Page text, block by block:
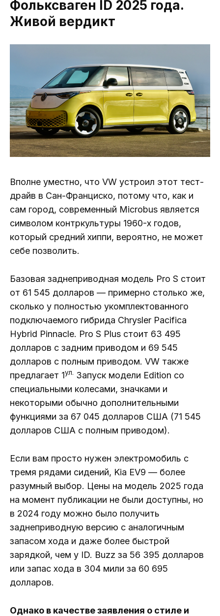
Фольксваген ID 2025 года.
Живой вердикт
Вполне уместно, что VW устроил этот тест-
драйв в Сан-Франциско, потому что, как и
сам город, современный Microbus является
символом контркультуры 1960-х годов,
который средний хиппи, вероятно, не может
себе позволить.
Базовая заднеприводная модель Pro S стоит
от 61 545 долларов — примерно столько же,
сколько у полностью укомплектованного
подключаемого гибрида Chrysler Pacifica
Hybrid Pinnacle. Pro S Plus стоит 63 495
долларов с задним приводом и 69 545
долларов с полным приводом. VW также
предлагает 1ул. Запуск модели Edition со
специальными колесами, значками и
некоторыми обычно дополнительными
функциями за 67 045 долларов США (71 545
долларов США с полным приводом).
Если вам просто нужен электромобиль с
тремя рядами сидений, Kia EV9 — более
разумный выбор. Цены на модель 2025 года
на момент публикации не были доступны, но
в 2024 году можно было получить
заднеприводную версию с аналогичным
запасом хода и даже более быстрой
зарядкой, чем у ID. Buzz за 56 395 долларов
или запас хода в 304 мили за 60 695
долларов.
Однако в качестве заявления о стиле и